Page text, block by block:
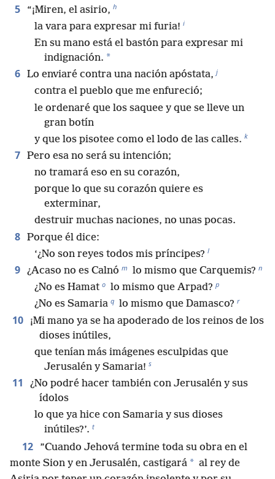
5 “¡Miren, el asirio, h
la vara para expresar mi furia! i
En su mano está el bastón para expresar mi
indignación. *
6 Lo enviaré contra una nación apóstata, j
contra el pueblo que me enfureció;
le ordenaré que los saquee y que se lleve un
gran botín
y que los pisotee como el lodo de las calles. k
7 Pero esa no será su intención;
no tramará eso en su corazón,
porque lo que su corazón quiere es
exterminar,
destruir muchas naciones, no unas pocas.
8 Porque él dice:
‘¿No son reyes todos mis príncipes? l
9 ¿Acaso no es Calnó m lo mismo que Carquemis? n
¿No es Hamat o lo mismo que Arpad? p
¿No es Samaria q lo mismo que Damasco? r
10
¡Mi mano ya se ha apoderado de los reinos de los
dioses inútiles,
que tenían más imágenes esculpidas que
Jerusalén y Samaria! s
11
¿No podré hacer también con Jerusalén y sus
ídolos
lo que ya hice con Samaria y sus dioses
inútiles?’. t
12
”Cuando Jehová termine toda su obra en el
monte Sion y en Jerusalén, castigará * al rey de